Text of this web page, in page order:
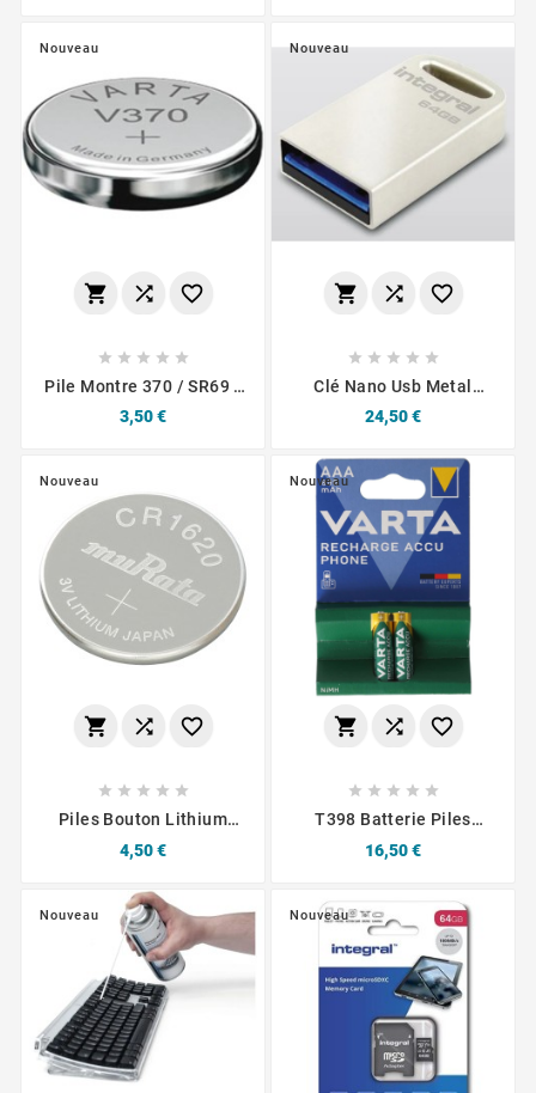
Nouveau
  
    
Pile Montre 370 / SR69 /
Prix
3,50 €
Nouveau
  
    
Clé Nano Usb Metal
GO
Prix
24,50 €
Nouveau
  
    
Piles Bouton Lithium
Prix
4,50 €
Nouveau
  
    
T398 Batterie Piles
V 800 MAh
Prix
16,50 €
Nouveau Nouveau